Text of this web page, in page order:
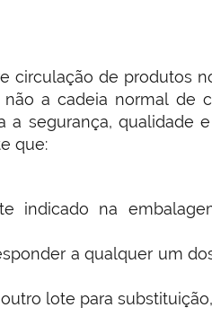
circulação de produtos
a cadeia normal de
segurança, qualidade
que:
na
a qualquer um
lote para